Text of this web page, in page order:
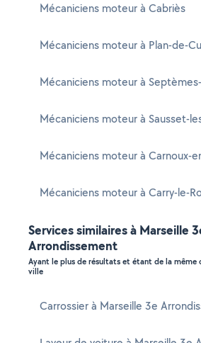
Mécaniciens moteur à Cabriès
Mécaniciens moteur à Plan-de-
Mécaniciens moteur à
Mécaniciens moteur à Sausset-
Mécaniciens moteur à Carnoux-
Mécaniciens moteur à Carry-le-
Services similaires à Marseille
Arrondissement
Ayant le plus de résultats et étant de la
ville
Carrossier à Marseille 3e